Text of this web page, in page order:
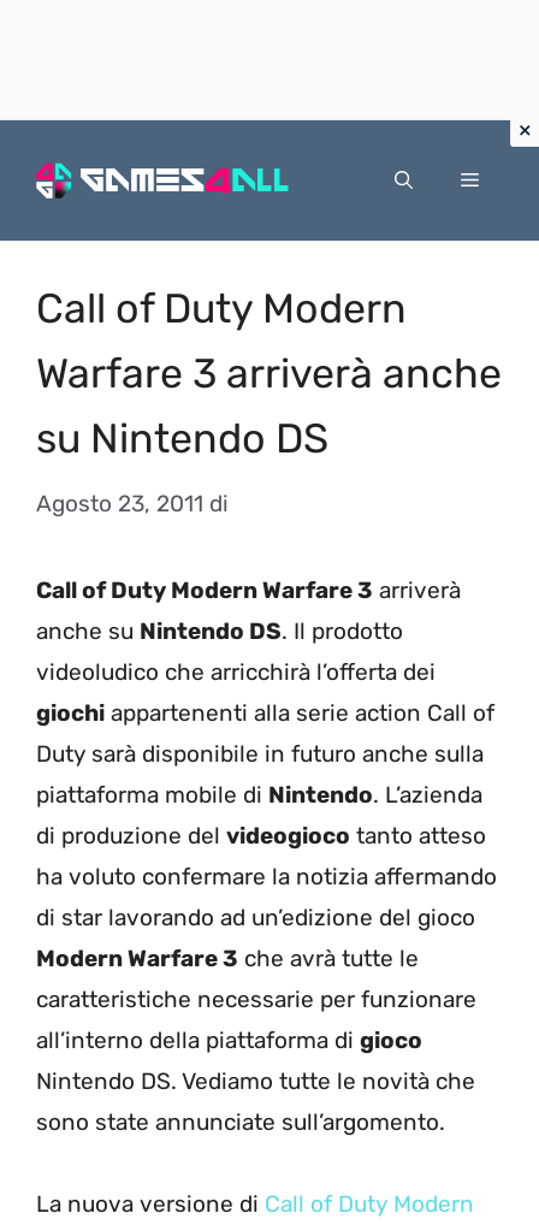
Menu
Call of Duty Modern
Warfare 3 arriverà anche
su Nintendo DS
Agosto 23, 2011 di
Call of Duty Modern Warfare 3 arriverà
anche su Nintendo DS. Il prodotto
videoludico che arricchirà l’offerta dei
giochi appartenenti alla serie action Call of
Duty sarà disponibile in futuro anche sulla
piattaforma mobile di Nintendo. L’azienda
di produzione del videogioco tanto atteso
ha voluto confermare la notizia affermando
di star lavorando ad un’edizione del gioco
Modern Warfare 3 che avrà tutte le
caratteristiche necessarie per funzionare
all’interno della piattaforma di gioco
Nintendo DS. Vediamo tutte le novità che
sono state annunciate sull’argomento.
La nuova versione di Call of Duty Modern